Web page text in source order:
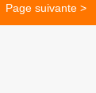
Page suivante >